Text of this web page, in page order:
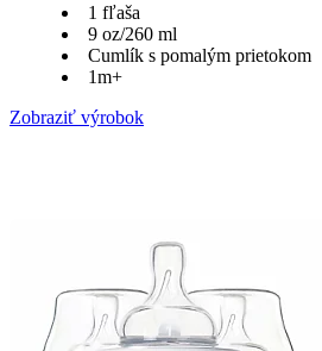
1 fľaša
9 oz/260 ml
Cumlík s pomalým prietokom
1m+
Zobraziť výrobok